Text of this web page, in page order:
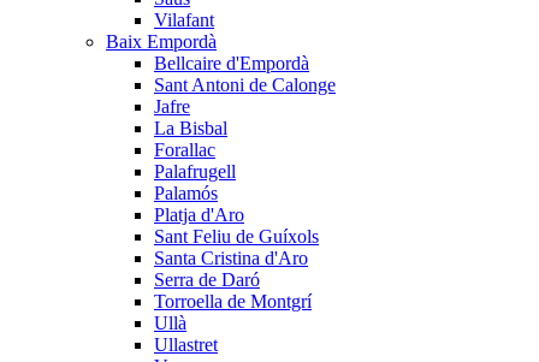
Vilafant
Baix Empordà
Bellcaire d'Empordà
Sant Antoni de Calonge
Jafre
La Bisbal
Forallac
Palafrugell
Palamós
Platja d'Aro
Sant Feliu de Guíxols
Santa Cristina d'Aro
Serra de Daró
Torroella de Montgrí
Ullà
Ullastret